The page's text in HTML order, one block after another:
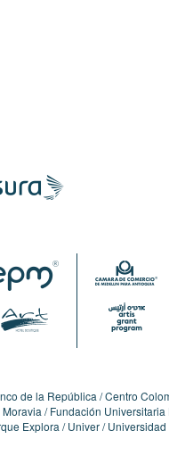
de la República Centro
Fundación Universitaria
Explora Univer